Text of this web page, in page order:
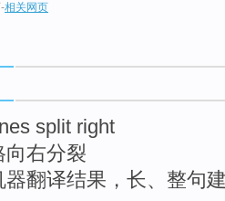
-相关网页
split right
向右分裂
器翻译结果，长、整句